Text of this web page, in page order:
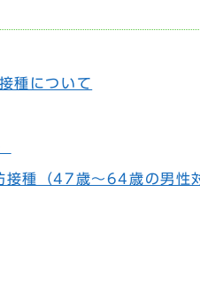
種について
接種（47歳～64歳の男性